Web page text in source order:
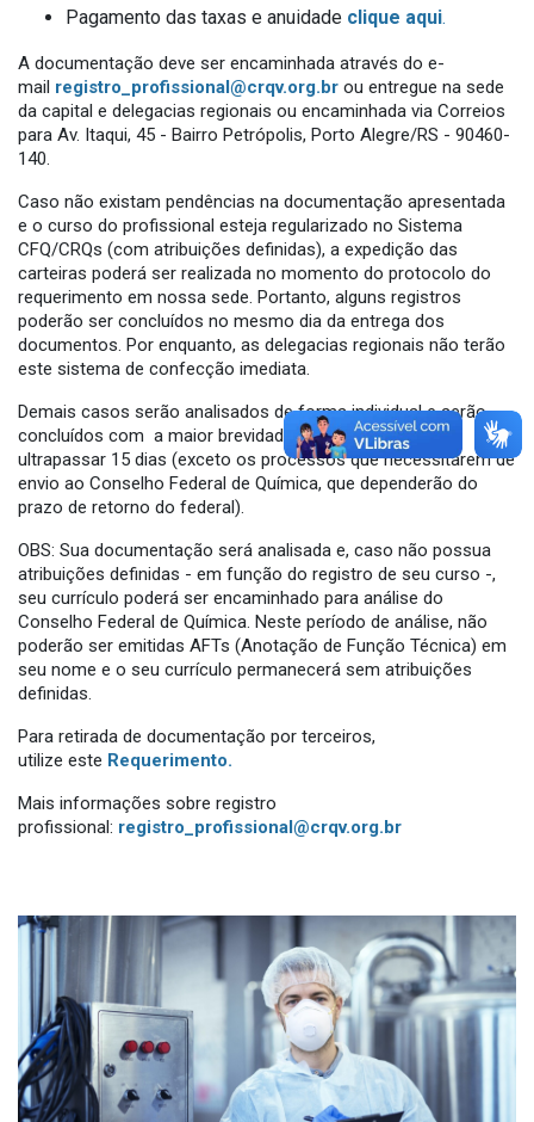
Pagamento das taxas e anuidade clique aqui.
A documentação deve ser encaminhada através do e-
mail registro_profissional@crqv.org.br ou entregue na sede
da capital e delegacias regionais ou encaminhada via Correios
para Av. Itaqui, 45 - Bairro Petrópolis, Porto Alegre/RS - 90460-
140.
Caso não existam pendências na documentação apresentada
e o curso do profissional esteja regularizado no Sistema
CFQ/CRQs (com atribuições definidas), a expedição das
carteiras poderá ser realizada no momento do protocolo do
requerimento em nossa sede. Portanto, alguns registros
poderão ser concluídos no mesmo dia da entrega dos
documentos. Por enquanto, as delegacias regionais não terão
este sistema de confecção imediata.
Demais casos serão analisados de forma individual e serão
concluídos com a maior brevidade possível, sem
ultrapassar 15 dias (exceto os processos que necessitarem de
envio ao Conselho Federal de Química, que dependerão do
prazo de retorno do federal).
OBS: Sua documentação será analisada e, caso não possua
atribuições definidas - em função do registro de seu curso -,
seu currículo poderá ser encaminhado para análise do
Conselho Federal de Química. Neste período de análise, não
poderão ser emitidas AFTs (Anotação de Função Técnica) em
seu nome e o seu currículo permanecerá sem atribuições
definidas.
Para retirada de documentação por terceiros,
utilize este Requerimento.
Mais informações sobre registro
profissional: registro_profissional@crqv.org.br